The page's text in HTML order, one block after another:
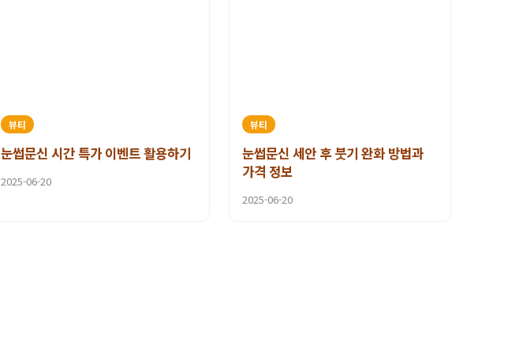
뷰티
눈썹문신 시간 특가 이벤트 활용하기
2025-06-20
뷰티
눈썹문신 세안 후 붓기 완화 방법과
가격 정보
2025-06-20